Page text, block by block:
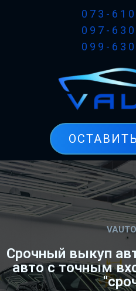
073-
097-
099-
Срочный выкуп
авто с точным